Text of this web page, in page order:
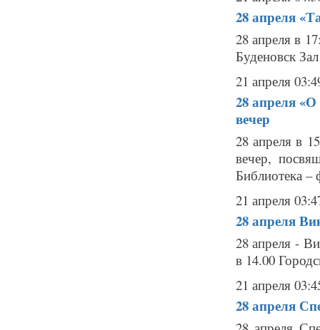
28 апреля
28 апреля в
Буденовск
21 апреля
28 апреля«О
вечер
28 апреля в
вечер,
Библиотека
21 апреля
28 апреля
28 апреля -
в 14.00
21 апреля
28 апреля